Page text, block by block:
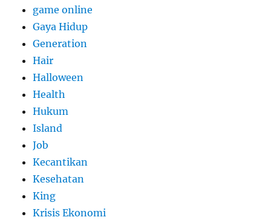
game online
Gaya Hidup
Generation
Hair
Halloween
Health
Hukum
Island
Job
Kecantikan
Kesehatan
King
Krisis Ekonomi